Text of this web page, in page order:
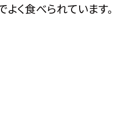
く食べられています。